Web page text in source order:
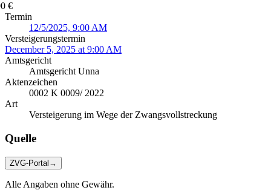
€
Termin
12/5/2025, 9:00 AM
Versteigerungstermin
December 5, 2025 at 9:00 AM
Amtsgericht
Amtsgericht Unna
Aktenzeichen
0002 K 0009/ 2022
Art
Versteigerung im Wege der Zwangsvollstreckung
Quelle
ZVG-Portal →
Alle Angaben ohne Gewähr.